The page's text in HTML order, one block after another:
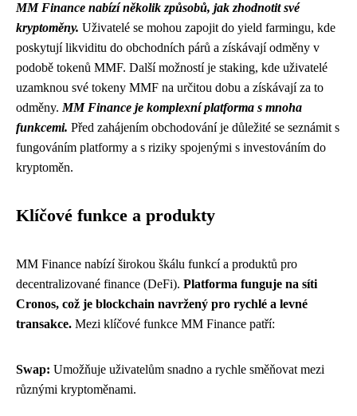
MM Finance nabízí několik způsobů, jak zhodnotit své
kryptoměny. Uživatelé se mohou zapojit do yield farmingu, kde
poskytují likviditu do obchodních párů a získávají odměny v
podobě tokenů MMF. Další možností je staking, kde uživatelé
uzamknou své tokeny MMF na určitou dobu a získávají za to
odměny.MM Finance je komplexní platforma s mnoha
funkcemi. Před zahájením obchodování je důležité se seznámit s
fungováním platformy a s riziky spojenými s investováním do
kryptoměn.
Klíčové funkce a produkty
MM Finance nabízí širokou škálu funkcí a produktů pro
decentralizované finance (DeFi). Platforma funguje na síti
Cronos, což je blockchain navržený pro rychlé a levné
transakce. Mezi klíčové funkce MM Finance patří:
Swap: Umožňuje uživatelům snadno a rychle směňovat mezi
různými kryptoměnami.